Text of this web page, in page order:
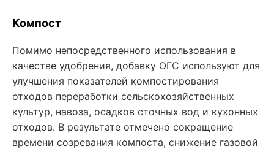
Компост
Помимо непосредственного использования в
качестве удобрения, добавку ОГС используют для
улучшения показателей компостирования
отходов переработки сельскохозяйственных
культур, навоза, осадков сточных вод и кухонных
отходов. В результате отмечено сокращение
времени созревания компоста, снижение газовой